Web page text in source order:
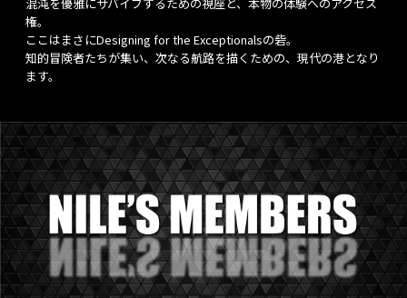
混沌を優雅にサバイブするための視座と、本物の体験へのアクセス
権。
ここはまさにDesigning for the Exceptionalsの砦。
知的冒険者たちが集い、次なる航路を描くための、現代の港となり
ます。